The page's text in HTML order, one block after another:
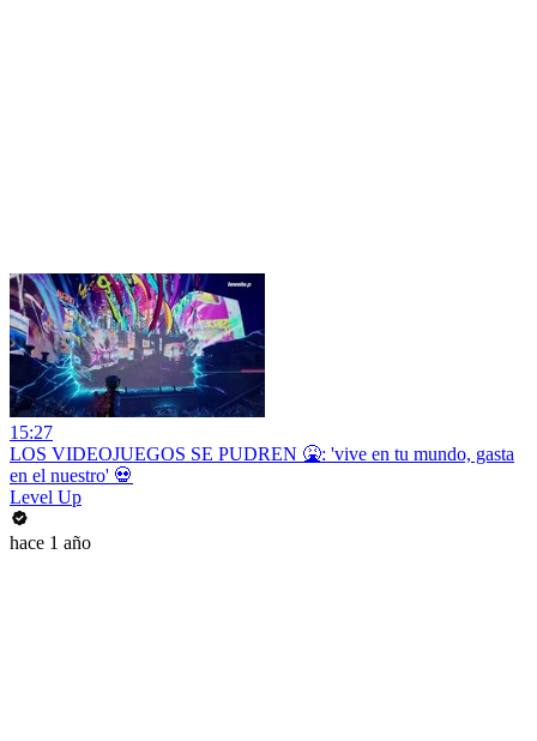
15:27
LOS VIDEOJUEGOS SE PUDREN 🤮: 'vive en tu mundo, gasta
en el nuestro' 💀
Level Up
hace 1 año